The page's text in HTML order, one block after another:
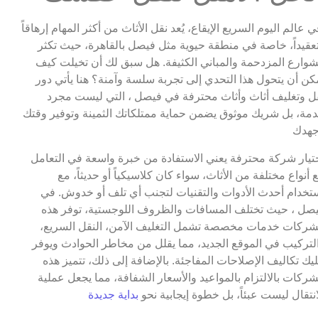
عالم اليوم السريع الإيقاع، يُعد نقل الأثاث من أكثر المهام إرهاقاً
خاصة في منطقة حيوية مثل فيصل بالقاهرة، حيث تكثر
المزدحمة والمباني الكثيفة. هل سبق لك أن تخيلت كيف
أن يتحول هذا التحدي إلى تجربة سلسة وآمنة؟ هنا يأتي دور
وتغليف أثاث وأثاث محترفة في فيصل ، التي ليست مجرد
بل شريك موثوق يضمن حماية ممتلكاتك الثمينة وتوفير وقتك
شركة محترفة يعني الاستفادة من خبرة واسعة في التعامل
أنواع مختلفة من الأثاث، سواء كان كلاسيكياً أو حديثاً، مع
أحدث الأدوات والتقنيات لتجنب أي تلف أو خدوش. في
، حيث تختلف المسافات والظروف اللوجستية، توفر هذه
خدمات مخصصة تشمل التغليف الآمن، النقل السريع،
في الموقع الجديد، مما يقلل من مخاطر الحوادث ويوفر
تكاليف الإصلاحات المفاجئة. بالإضافة إلى ذلك، تتميز هذه
بالالتزام بالمواعيد والأسعار الشفافة، مما يجعل عملية
ليست عبئاً، بل خطوة إيجابية نحو بداية جديدة